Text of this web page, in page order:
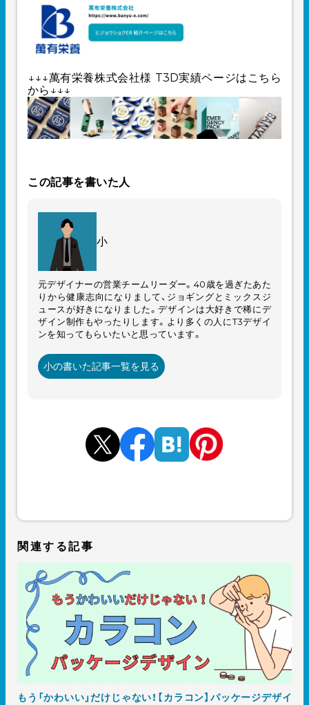
↓↓↓萬有栄養株式会社様 T3D実績ページはこちら
から↓↓↓
この記事を書いた人
小
元デザイナーの営業チームリーダー。40歳を過ぎたあた
りから健康志向になりまして、ジョギングとミックスジ
ュースが好きになりました。デザインは大好きで稀にデ
ザイン制作もやったりします。より多くの人にT3デザイ
ンを知ってもらいたいと思っています。
小の書いた記事一覧を見る
関連する記事
もう「かわいい」だけじゃない！【カラコン】パッケージデザイ